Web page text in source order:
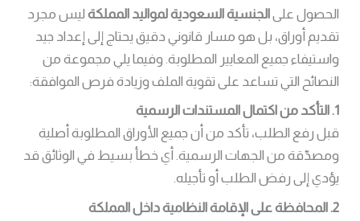
الحصول علىالجنسية السعودية لمواليد المملكة ليس مجرد
تقديم أوراق، بل هو مسار قانوني دقيق يحتاج إلى إعداد جيد
واستيفاء جميع المعايير المطلوبة. وفيما يلي مجموعة من
النصائح التي تساعد على تقوية الملف وزيادة فرص الموافقة:
1. التأكد من اكتمال المستندات الرسمية
قبل رفع الطلب، تأكد من أن جميع الأوراق المطلوبة أصلية
ومصدّقة من الجهات الرسمية. أي خطأ بسيط في الوثائق قد
يؤدي إلى رفض الطلب أو تأجيله.
2. المحافظة على الإقامة النظامية داخل المملكة